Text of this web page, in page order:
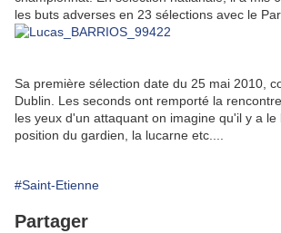
les buts adverses en 23 sélections avec le
Sa première sélection date du 25 mai 2010,
Dublin. Les seconds ont remporté la
les yeux d'un attaquant on imagine qu'il y a le
position du gardien, la lucarne etc....
#Saint-Etienne
Partager